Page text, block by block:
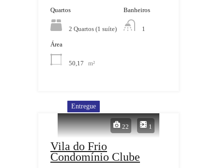
Quartos
2 Quartos (1 suíte)
Banheiros
1
Área
50,17 m²
22 1
Entregue
Vila do Frio
Condomínio Clube